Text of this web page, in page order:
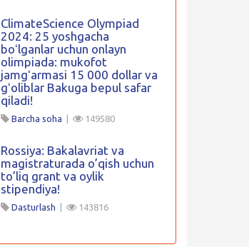
ClimateScience Olympiad
2024: 25 yoshgacha
boʻlganlar uchun onlayn
olimpiada: mukofot
jamgʻarmasi 15 000 dollar va
gʻoliblar Bakuga bepul safar
qiladi!
Barcha soha 149580
Rossiya: Bakalavriat va
magistraturada o’qish uchun
to’liq grant va oylik
stipendiya!
Dasturlash 143816